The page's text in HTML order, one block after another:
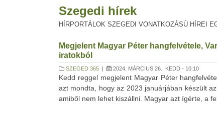
Szegedi hírek
HÍRPORTÁLOK SZEGEDI VONATKOZÁSÚ HÍREI
Megjelent Magyar Péter hangfelvétele,
iratokból
SZEGED 365 | 2024. MÁRCIUS 26., KEDD - 10:10
Kedd reggel megjelent Magyar Péter
azt mondta, hogy az 2023 januárjában készült
amiből nem lehet kiszállni. Magyar azt ígérte, a